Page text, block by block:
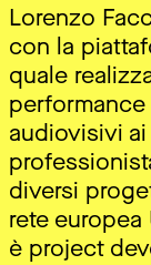
Lorenzo
con la
quale
audiovisivi
diversi
rete europea
è project